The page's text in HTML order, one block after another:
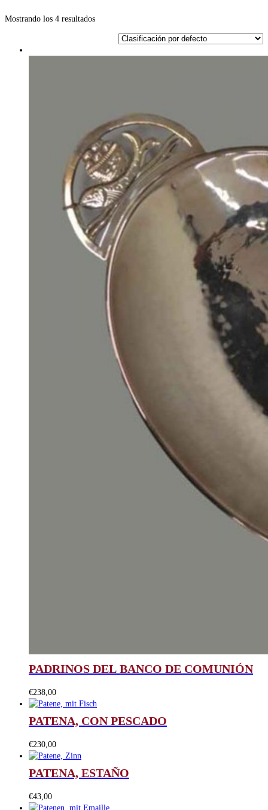
Mostrando los 4 resultados
PADRINOS DEL BANCO DE COMUNIÓN
€238,00
PATENA, CON PESCADO
€230,00
PATENA, ESTAÑO
€43,00